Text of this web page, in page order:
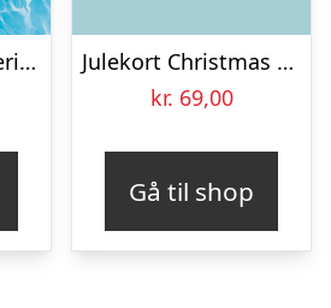
Giant Donut Badering – Intex
Julekort Christmas – 10-pak
kr. 69,00
Gå til shop